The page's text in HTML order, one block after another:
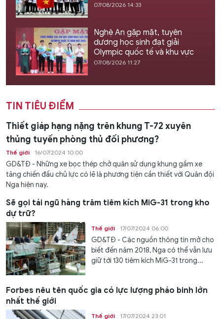
07/08/2026 14:33
Nghệ An gặp mặt, tuyên
dương học sinh đạt giải
Olympic quốc tế và khu vực
07/08/2026 11:27
TIN TIÊU ĐIỂM
Thiết giáp hạng nặng trên khung T-72 xuyên
thủng tuyến phòng thủ đối phương?
Thế giới 16/07/2024 10:00
GD&TĐ - Những xe bọc thép chở quân sử dụng khung gầm xe
tăng chiến đấu chủ lực có lẽ là phương tiện cần thiết với Quân đội
Nga hiện nay.
Sẽ gọi tái ngũ hàng trăm tiêm kích MiG-31 trong kho
dự trữ?
Thế giới 17/07/2024 06:00
GD&TĐ - Các nguồn thông tin mở cho
biết đến năm 2018, Nga có thể vẫn lưu
giữ tới 130 tiêm kích MiG-31 trong...
Forbes nêu tên quốc gia có lực lượng pháo binh lớn
nhất thế giới
Thế giới 17/07/2024 23:01